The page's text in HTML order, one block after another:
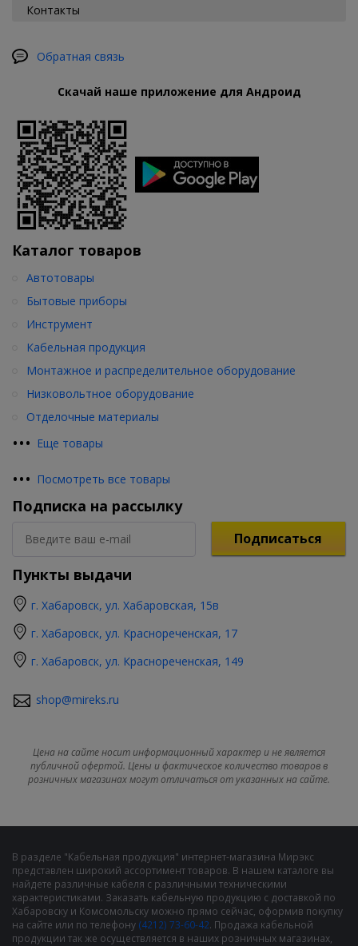
Контакты
Обратная связь
Скачай наше приложение для Андроид
Каталог товаров
••• Еще товары
Автотовары
Бытовые приборы
Инструмент
Кабельная продукция
Монтажное и распределительное оборудование
Низковольтное оборудование
Отделочные материалы
••• Посмотреть все товары
Подписка на рассылку
Подписаться
Пункты выдачи
г. Хабаровск, ул. Хабаровская, 15в
г. Хабаровск, ул. Краснореченская, 17
г. Хабаровск, ул. Краснореченская, 149
shop@mireks.ru
Цена на сайте носит информационный характер и не является
публичной офертой. Цены и фактическое количество товаров в
розничных магазинах могут отличаться от указанных на сайте.
В разделе "Кабельная продукция" интернет-магазина Мирэкс
представлен широкий ассортимент товаров. В нашем каталоге вы
найдете различные кабеля с различными техническими
характеристиками. Заказать кабельную продукцию с доставкой по
Хабаровску и Комсомольску можно прямо сейчас, оформив покупку
на сайте или по телефону (4212) 73-60-42. Продажа кабельной
продукции так же осуществляется в наших розничных магазинах,